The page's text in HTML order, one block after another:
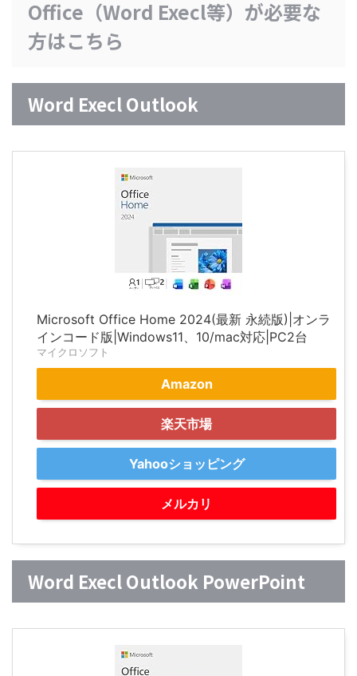
Office（Word Execl等）が必要な
方はこちら
Word Execl Outlook
Microsoft Office Home 2024(最新 永続版)|オンラ
インコード版|Windows11、10/mac対応|PC2台
マイクロソフト
Amazon
楽天市場
Yahooショッピング
メルカリ
Word Execl Outlook PowerPoint